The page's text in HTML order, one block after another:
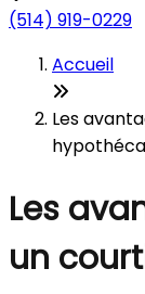
(514) 919-0229
Accueil
Les
Les
un